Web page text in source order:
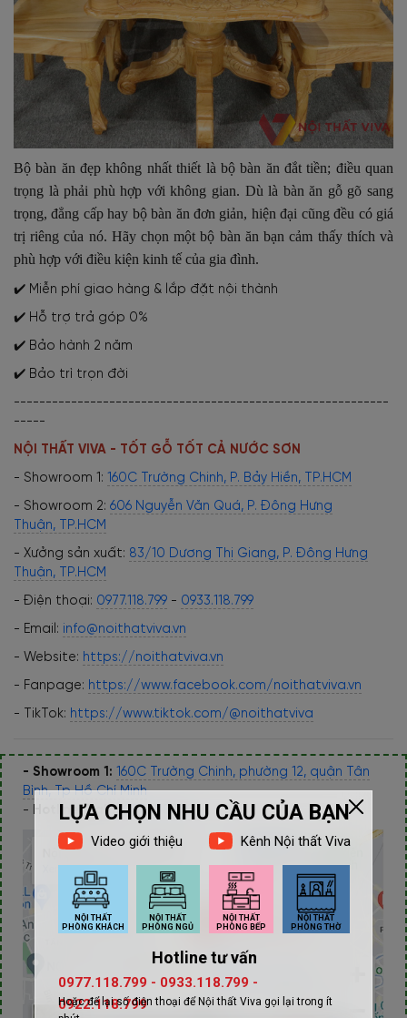
Bộ bàn ăn đẹp không nhất thiết là bộ bàn ăn đắt tiền; điều quan
trọng là phải phù hợp với không gian. Dù là bàn ăn gỗ gõ sang
trọng, đẳng cấp hay bộ bàn ăn đơn giản, hiện đại cũng đều có giá
trị riêng của nó. Hãy chọn một bộ bàn ăn bạn cảm thấy thích và
phù hợp với điều kiện kinh tế của gia đình.
✔️ Miễn phí giao hàng & lắp đặt nội thành
✔️ Hỗ trợ trả góp 0%
✔️ Bảo hành 2 năm
✔️ Bảo trì trọn đời
-----------------------------------------------------------
-----
NỘI THẤT VIVA - TỐT GỖ TỐT CẢ NƯỚC SƠN
- Showroom 1: 160C Trường Chinh, P. Bảy Hiền, TP.HCM
- Showroom 2: 606 Nguyễn Văn Quá, P. Đông Hưng
Thuận, TP.HCM
- Xưởng sản xuất: 83/10 Dương Thị Giang, P. Đông Hưng
Thuận, TP.HCM
- Điện thoại: 0977.118.799 - 0933.118.799
- Email: info@noithatviva.vn
- Website: https://noithatviva.vn
- Fanpage: https://www.facebook.com/noithatviva.vn
- TikTok: https://www.tiktok.com/@noithatviva
- Showroom 1: 160C Trường Chinh, phường 12, quận Tân
Bình, Tp Hồ Chí Minh
-
Hotline/Zalo:0977.118.799